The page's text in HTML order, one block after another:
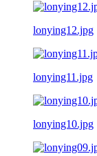
lonying12.jpg
lonying11.jpg
lonying10.jpg